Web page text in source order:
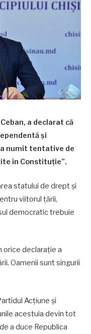
a declarat că
și
a numit tentative de
în Constituție”.
statului de drept și
viitorul țării,
democratic trebuie
orice declarație a
Oamenii sunt singurii
Acțiune și
acestuia devin tot
a duce Republica